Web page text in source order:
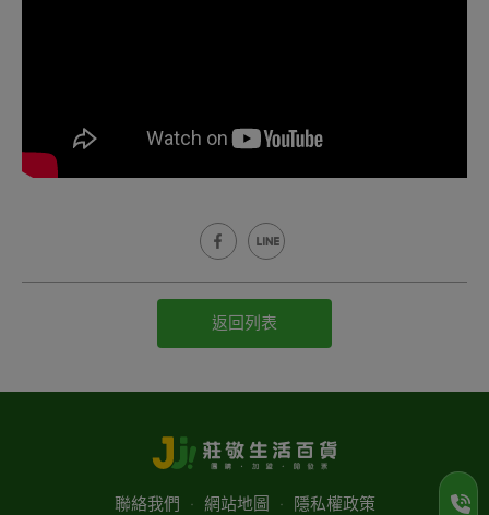
返回列表
聯絡我們 ‧ 網站地圖 ‧ 隱私權政策